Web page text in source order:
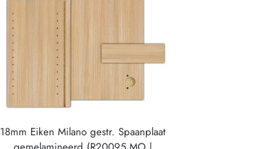
18mm Eiken Milano gestr. Spaanplaat